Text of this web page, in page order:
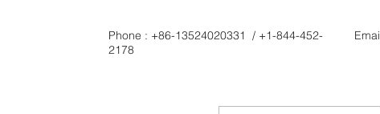
Phone : +86-13524020331 / +1-844-452-
2178